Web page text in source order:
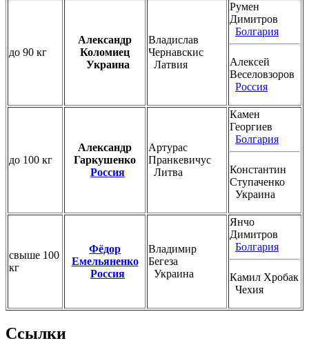
до 90 кг
Александр
Коломиец
Украина
Владислав
Чернавскис
Латвия
Румен
Димитров
Болгария
Алексей
Веселовзоров
Россия
до 100 кг
Александр
Гаркушенко
Россия
Артурас
Пранкевичус
Литва
Камен
Георгиев
Болгария
Константин
Ступаченко
Украина
свыше 100
кг
Фёдор
Емельяненко
Россия
Владимир
Бегеза
Украина
Янчо
Димитров
Болгария
Камил Хробак
Чехия
Ссылки